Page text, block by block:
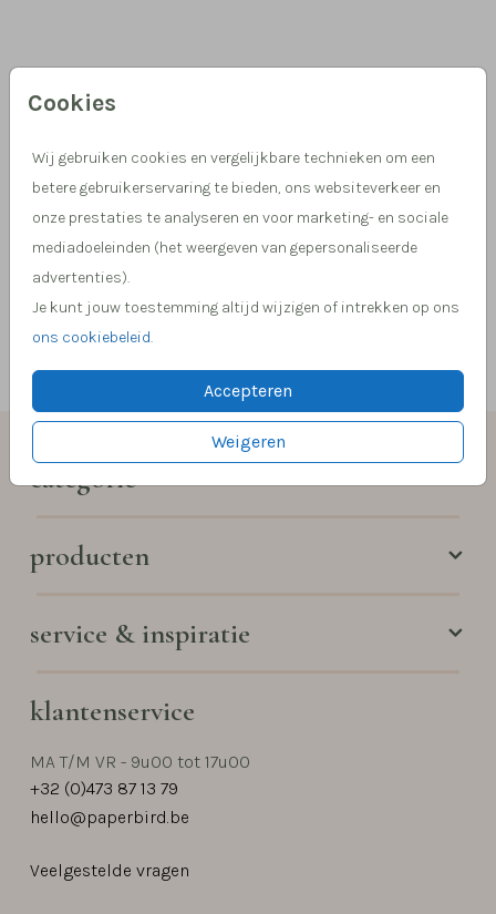
Cookies
Wij gebruiken cookies en vergelijkbare technieken om een
betere gebruikerservaring te bieden, ons websiteverkeer en
onze prestaties te analyseren en voor marketing- en sociale
mediadoeleinden (het weergeven van gepersonaliseerde
advertenties).
Je kunt jouw toestemming altijd wijzigen of intrekken op ons
ons cookiebeleid.
Accepteren
Weigeren
Hulp nodig, we helpen je graag!
kraft (recycled) 12,5 x 14
Prijs:€ 0,45 per 1
categorie
producten
service & inspiratie
klantenservice
MA T/M VR - 9u00 tot 17u00
+32 (0)473 87 13 79
hello@paperbird.be
Veelgestelde vragen